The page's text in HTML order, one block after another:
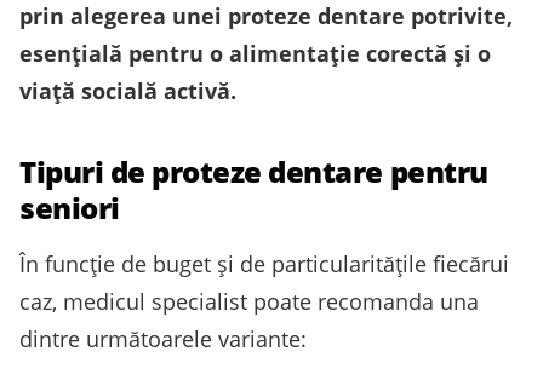
prin alegerea unei proteze dentare potrivite,
esențială pentru o alimentație corectă și o
viață socială activă.
Tipuri de proteze dentare pentru
seniori
În funcție de buget și de particularitățile fiecărui
caz, medicul specialist poate recomanda una
dintre următoarele variante: